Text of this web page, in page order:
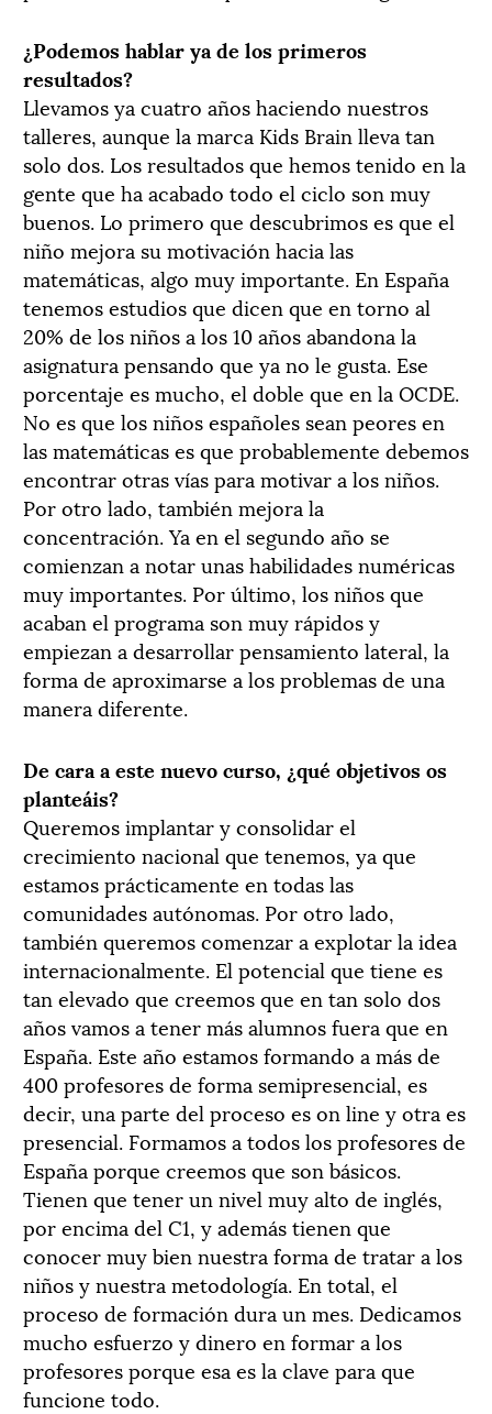
¿Podemos hablar ya de los primeros
resultados?
Llevamos ya cuatro años haciendo nuestros
talleres, aunque la marca Kids Brain lleva tan
solo dos. Los resultados que hemos tenido en la
gente que ha acabado todo el ciclo son muy
buenos. Lo primero que descubrimos es que el
niño mejora su motivación hacia las
matemáticas, algo muy importante. En España
tenemos estudios que dicen que en torno al
20% de los niños a los 10 años abandona la
asignatura pensando que ya no le gusta. Ese
porcentaje es mucho, el doble que en la OCDE.
No es que los niños españoles sean peores en
las matemáticas es que probablemente debemos
encontrar otras vías para motivar a los niños.
Por otro lado, también mejora la
concentración. Ya en el segundo año se
comienzan a notar unas habilidades numéricas
muy importantes. Por último, los niños que
acaban el programa son muy rápidos y
empiezan a desarrollar pensamiento lateral, la
forma de aproximarse a los problemas de una
manera diferente.
De cara a este nuevo curso, ¿qué objetivos os
planteáis?
Queremos implantar y consolidar el
crecimiento nacional que tenemos, ya que
estamos prácticamente en todas las
comunidades autónomas. Por otro lado,
también queremos comenzar a explotar la idea
internacionalmente. El potencial que tiene es
tan elevado que creemos que en tan solo dos
años vamos a tener más alumnos fuera que en
España. Este año estamos formando a más de
400 profesores de forma semipresencial, es
decir, una parte del proceso es on line y otra es
presencial. Formamos a todos los profesores de
España porque creemos que son básicos.
Tienen que tener un nivel muy alto de inglés,
por encima del C1, y además tienen que
conocer muy bien nuestra forma de tratar a los
niños y nuestra metodología. En total, el
proceso de formación dura un mes. Dedicamos
mucho esfuerzo y dinero en formar a los
profesores porque esa es la clave para que
funcione todo.